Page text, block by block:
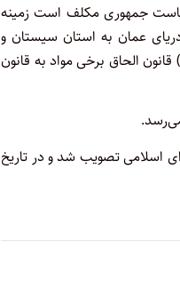
جمهوری مکلف است زمینه
عمان به استان سیستان و
بلوچستان را فراهم نماید. خرید آب نمک‌زدایی شده و انتقال‌یافته برای جبرای مصارف شرب در چهارچوب ماده (۲۰) قانون الحاق برخی مواد به قانون
اسلامی تصویب شد و در تاریخ